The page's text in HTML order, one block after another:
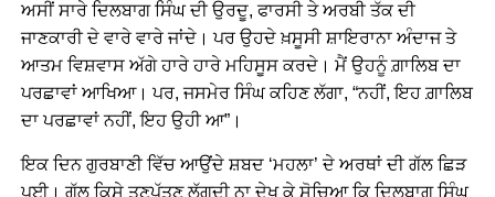
ਅਸੀਂ ਸਾਰੇ ਦਿਲਬਾਗ ਸਿੰਘ ਦੀ ਉਰਦੂ, ਫਾਰਸੀ ਤੇ ਅਰਬੀ ਤੱਕ ਦੀ
ਜਾਣਕਾਰੀ ਦੇ ਵਾਰੇ ਵਾਰੇ ਜਾਂਦੇ। ਪਰ ਉਹਦੇ ਖ਼ਸੂਸੀ ਸ਼ਾਇਰਾਨਾ ਅੰਦਾਜ ਤੇ
ਆਤਮ ਵਿਸ਼ਵਾਸ ਅੱਗੇ ਹਾਰੇ ਹਾਰੇ ਮਹਿਸੂਸ ਕਰਦੇ। ਮੈਂ ਉਹਨੂੰ ਗ਼ਾਲਿਬ ਦਾ
ਪਰਛਾਵਾਂ ਆਖਿਆ। ਪਰ, ਜਸਮੇਰ ਸਿੰਘ ਕਹਿਣ ਲੱਗਾ, “ਨਹੀਂ, ਇਹ ਗ਼ਾਲਿਬ
ਦਾ ਪਰਛਾਵਾਂ ਨਹੀਂ, ਇਹ ਉਹੀ ਆ”।
ਇਕ ਦਿਨ ਗੁਰਬਾਣੀ ਵਿੱਚ ਆਉਂਦੇ ਸ਼ਬਦ ‘ਮਹਲਾ’ ਦੇ ਅਰਥਾਂ ਦੀ ਗੱਲ ਛਿੜ
ਪਈ। ਗੱਲ ਕਿਸੇ ਤਣਪੱਤਣ ਲੱਗਦੀ ਨਾ ਦੇਖ ਕੇ ਸੋਚਿਆ ਕਿ ਦਿਲਬਾਗ ਸਿੰਘ